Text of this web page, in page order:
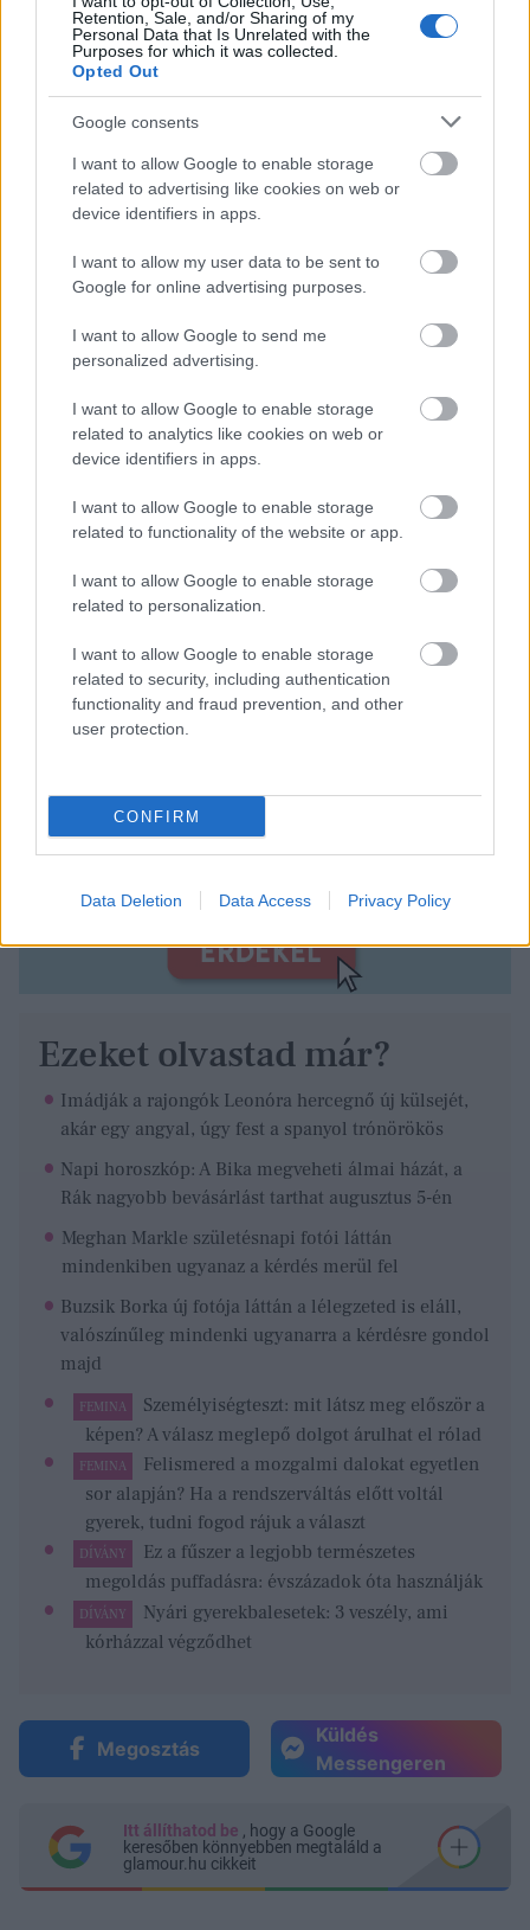
Retention, Sale, and/or Sharing of my
Personal Data that Is Unrelated with the
Purposes for which it was collected.
Opted Out
Google consents
I want to allow Google to enable storage
related to advertising like cookies on web or
device identifiers in apps.
I want to allow my user data to be sent to
Google for online advertising purposes.
I want to allow Google to send me
personalized advertising.
I want to allow Google to enable storage
related to analytics like cookies on web or
device identifiers in apps.
I want to allow Google to enable storage
related to functionality of the website or app.
I want to allow Google to enable storage
related to personalization.
I want to allow Google to enable storage
related to security, including authentication
functionality and fraud prevention, and other
user protection.
CONFIRM
Data Deletion Data Access Privacy Policy
Shawn Mendes nemcsak a Szigeten, de a Sunny Hill
fesztiválon is a Nanushka divatház tervezésében lépett fel
Thomas Falcone
Ezeket olvastad már?
Imádják a rajongók Leonóra hercegnő új külsejét,
akár egy angyal, úgy fest a spanyol trónörökös
Napi horoszkóp: A Bika megveheti álmai házát, a
Rák nagyobb bevásárlást tarthat augusztus 5-én
Meghan Markle születésnapi fotói láttán
mindenkiben ugyanaz a kérdés merül fel
Buzsik Borka új fotója láttán a lélegzeted is eláll,
valószínűleg mindenki ugyanarra a kérdésre gondol
majd
FEMINA
Személyiségteszt: mit látsz meg először a
képen? A válasz meglepő dolgot árulhat el rólad
FEMINA
Felismered a mozgalmi dalokat egyetlen
sor alapján? Ha a rendszerváltás előtt voltál
gyerek, tudni fogod rájuk a választ
DÍVÁNY
Ez a fűszer a legjobb természetes
megoldás puffadásra: évszázadok óta használják
DÍVÁNY
Nyári gyerekbalesetek: 3 veszély, ami
kórházzal végződhet
Megosztás
Küldés
Messengeren
Itt állíthatod be , hogy a Google
keresőben könnyebben megtaláld a
glamour.hu cikkeit